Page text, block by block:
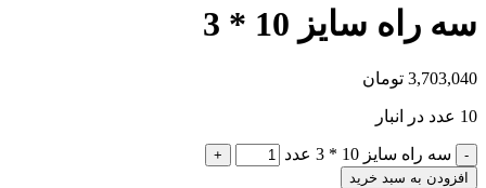
سه راه سایز 10 * 3
3,703,040 تومان
10 عدد در انبار
سه راه سایز 10 * 3 عدد
افزودن به سبد خرید